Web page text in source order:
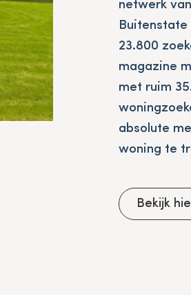
netwerk
23.800
magazine
met ruim
absolute
woning te
Bekijk